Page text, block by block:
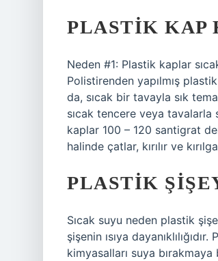
PLASTIK KAP
Neden #1: Plastik kaplar
Polistirenden yapılmış
da, sıcak bir tavayla sık
sıcak tencere veya tavalarla
kaplar 100 – 120 santigrat
halinde çatlar, kırılır ve
PLASTIK
Sıcak suyu neden plastik
şişenin ısıya
kimyasalları suya